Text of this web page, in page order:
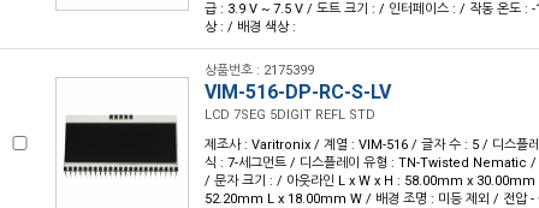
급 : 3.9 V ~ 7.5 V / 도트 크기 : / 인터페이스 : / 작동 온도 :
상 : / 배경 색상 :
상품번호 : 2175399
VIM-516-DP-RC-S-LV
LCD 7SEG 5DIGIT REFL STD
제조사 : Varitronix / 계열 : VIM-516 / 글자 수 : 5 / 디스플
식 : 7-세그먼트 / 디스플레이 유형 : TN-Twisted Nematic /
/ 문자 크기 : / 아웃라인 L x W x H : 58.00mm x
52.20mm L x 18.00mm W / 배경 조명 : 미등 제외 / 전압 -